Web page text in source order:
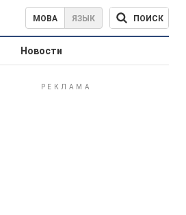
МОВА ЯЗЫК ПОИСК
Новости